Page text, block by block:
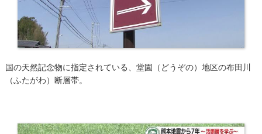
国の天然記念物に指定されている、堂園（どうぞの）地区の布田川
（ふたがわ）断層帯。